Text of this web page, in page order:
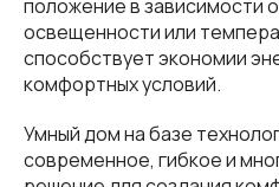
положение в зависимости
освещенности или
способствует экономии
комфортных условий.
Умный дом на базе
современное, гибкое и